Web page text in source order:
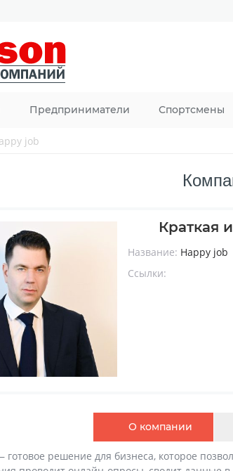
Предприниматели Спортсмены
job
Краткая
Название: Happy job
Ссылки:
О компании
решение для бизнеса, которое